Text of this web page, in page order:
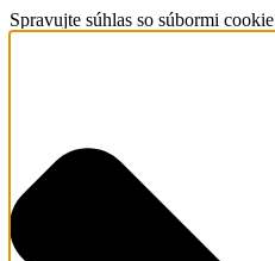
Spravujte súhlas so súbormi cookie